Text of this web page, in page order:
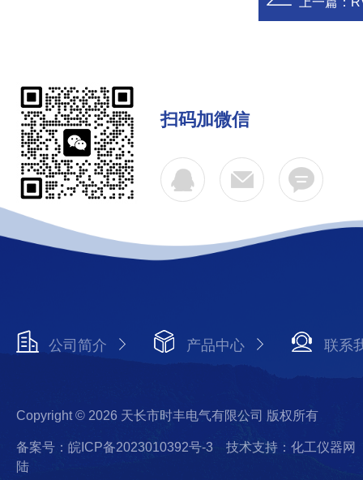
扫码加微信
公司简介 产品中心 联系
Copyright © 2026 天长市时丰电气有限公司 版权所有
备案号：皖ICP备2023010392号-3
技术支持：化工仪器网
陆